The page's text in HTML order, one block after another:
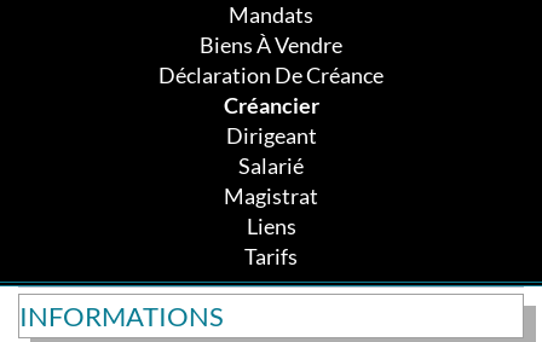
Mandats
Biens À Vendre
Déclaration De Créance
Créancier
Dirigeant
Salarié
Magistrat
Liens
Tarifs
INFORMATIONS